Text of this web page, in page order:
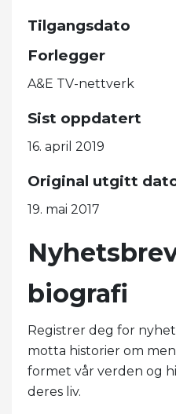
Tilgangsdato
Forlegger
A&E TV-nettverk
Sist oppdatert
16. april 2019
Original utgitt
19. mai 2017
biografi
Registrer deg for
motta historier om
formet vår verden og
deres liv.